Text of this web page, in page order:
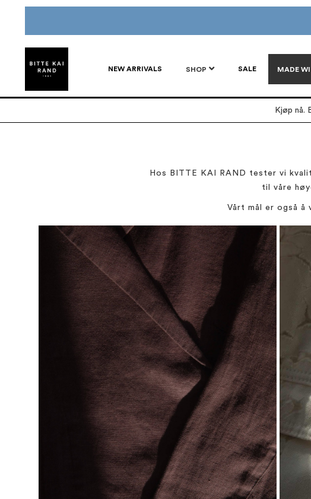
NEW ARRIVALS SHOP SALE MADE
Kjøp nå.
Hos BITTE KAI RAND tester vi
til våre
Vårt mål er også å